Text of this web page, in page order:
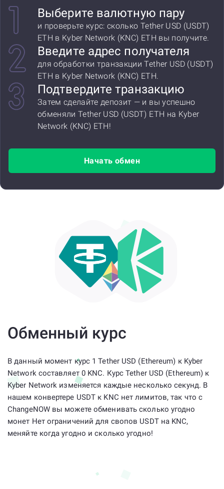
Выберите валютную пару
и проверьте курс: сколько Tether USD (USDT)
ETH в Kyber Network (KNC) ETH вы получите.
Введите адрес получателя
для обработки транзакции Tether USD (USDT)
ETH в Kyber Network (KNC) ETH.
Подтвердите транзакцию
Затем сделайте депозит — и вы успешно
обменяли Tether USD (USDT) ETH на Kyber
Network (KNC) ETH!
Начать обмен
Обменный курс
В данный момент курс 1 Tether USD (Ethereum) к Kyber
Network составляет 0 KNC. Курс Tether USD (Ethereum) к
Kyber Network изменяется каждые несколько секунд. В
нашем конвертере USDT к KNC нет лимитов, так что с
ChangeNOW вы можете обменивать сколько угодно
монет Нет ограничений для свопов USDT на KNC,
меняйте когда угодно и сколько угодно!